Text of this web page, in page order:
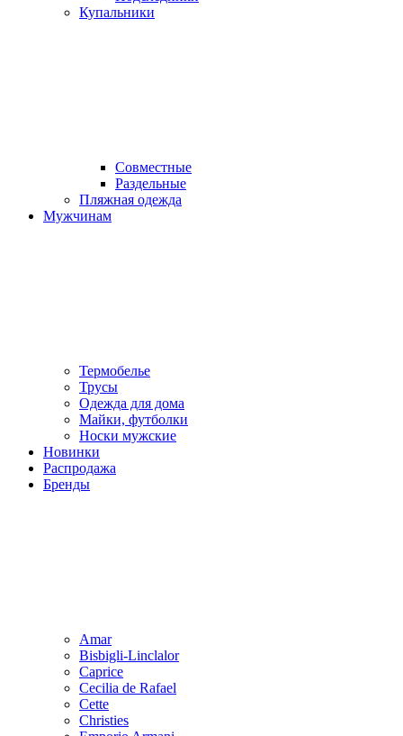
Купальники
Совместные
Раздельные
Пляжная одежда
Мужчинам
Термобелье
Трусы
Одежда для дома
Майки, футболки
Носки мужские
Новинки
Распродажа
Бренды
Amar
Bisbigli-Linclalor
Caprice
Cecilia de Rafael
Cette
Christies